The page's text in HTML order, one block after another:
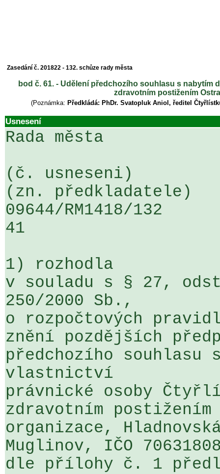
Zasedání č. 201822 - 132. schůze rady města
bod č. 61. - Udělení předchozího souhlasu s
zdravotním postižením
(Poznámka: Předkládá: PhDr. Svatopluk Aniol, ředitel
Usnesení
Rada města
(č. usneseni)
(zn. předkladatele)
09644/RM1418/
41
1) rozhodla
v souladu s § 27,
250/2000 Sb.,
o rozpočtových
znění pozdějších
předchozího souhlasu
vlastnictví
právnické osoby
zdravotním
organizace,
Muglinov, IČO
dle přílohy č. 1